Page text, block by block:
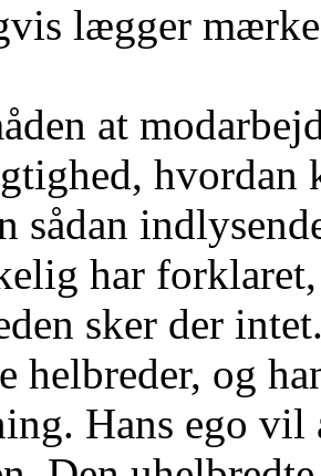
lægger
at
hvordan
sådan
har
sker der
helbreder, og
Hans ego